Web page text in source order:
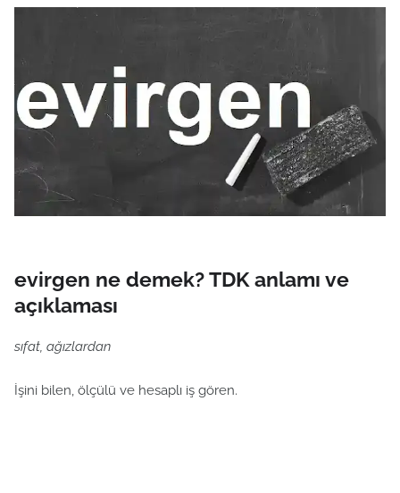
evirgen ne demek? TDK anlamı ve
açıklaması
sıfat, ağızlardan
İşini bilen, ölçülü ve hesaplı iş gören.